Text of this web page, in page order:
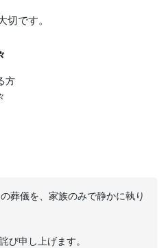
です。
方
葬儀を、家族のみで静かに執り
び申し上げます。